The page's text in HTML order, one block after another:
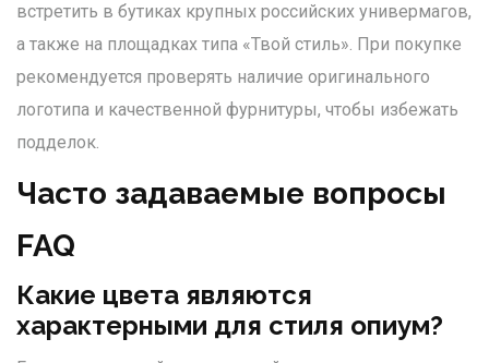
встретить в бутиках крупных российских универмагов,
а также на площадках типа «Твой стиль». При покупке
рекомендуется проверять наличие оригинального
логотипа и качественной фурнитуры, чтобы избежать
подделок.
Часто задаваемые вопросы
FAQ
Какие цвета являются
характерными для стиля опиум?